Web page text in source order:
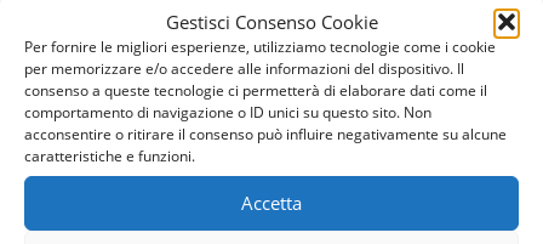
Gestisci Consenso Cookie
Per fornire le migliori esperienze, utilizziamo tecnologie come i cookie
per memorizzare e/o accedere alle informazioni del dispositivo. Il
consenso a queste tecnologie ci permetterà di elaborare dati come il
comportamento di navigazione o ID unici su questo sito. Non
acconsentire o ritirare il consenso può influire negativamente su alcune
caratteristiche e funzioni.
Accetta
Fornitura Prodotti
Fornitura Prodotti